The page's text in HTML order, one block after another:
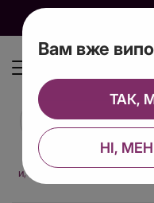
Ігри, приколи Брелок на
Вам вже
НІ,
ТАК,